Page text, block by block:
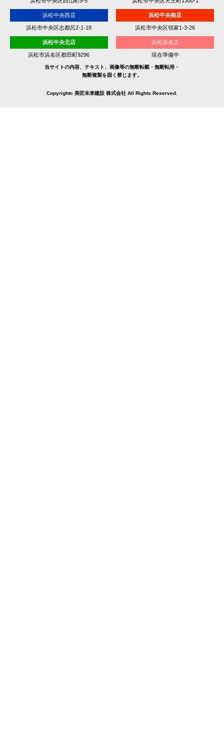
浜松中央西店
浜松市中央区志都呂2-1-18
浜松中央南店
浜松市中央区領家1-3-26
浜松中央北店
浜松市浜名区都田町9296
浜松浜名店
現在準備中
当サイトの内容、テキスト、画像等の無断転載・無断転用・
無断複製を固く禁じます。
Copyrightc 美匠未来建設 株式会社 All Rights Reserved.